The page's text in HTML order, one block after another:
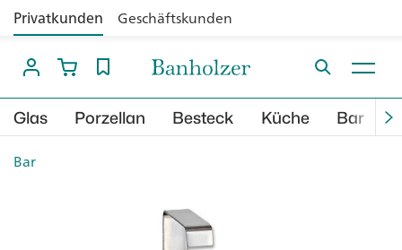
Privatkunden Geschäftskunden
Glas Porzellan Besteck Küche Bar
Bar